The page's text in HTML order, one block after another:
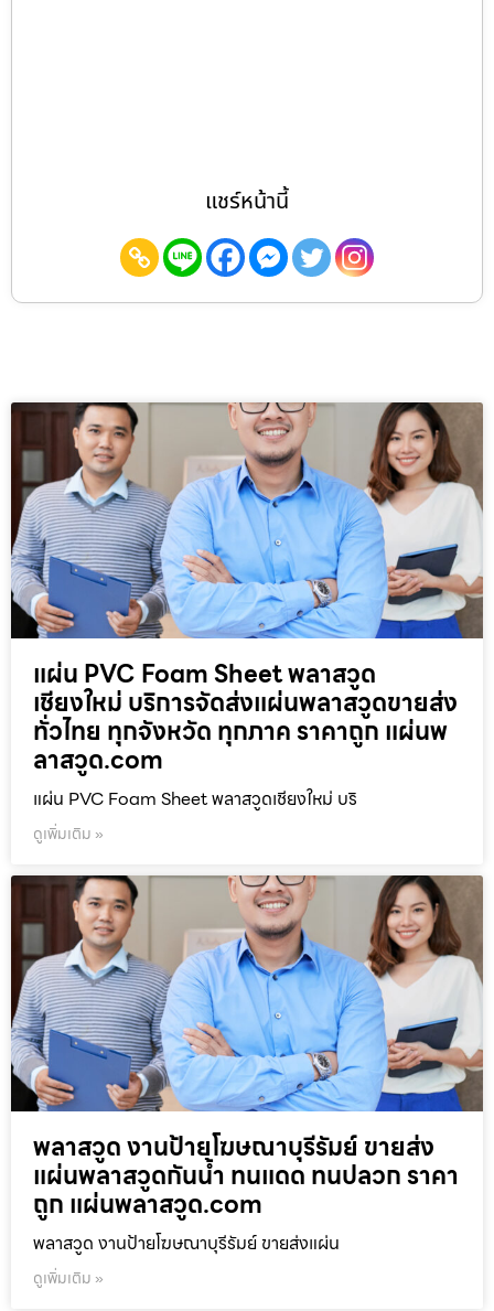
แชร์หน้านี้
แผ่น PVC Foam Sheet พลาสวูด
เชียงใหม่ บริการจัดส่งแผ่นพลาสวูดขายส่ง
ทั่วไทย ทุกจังหวัด ทุกภาค ราคาถูก แผ่นพ
ลาสวูด.com
แผ่น PVC Foam Sheet พลาสวูดเชียงใหม่ บริ
ดูเพิ่มเติม »
พลาสวูด งานป้ายโฆษณาบุรีรัมย์ ขายส่ง
แผ่นพลาสวูดกันน้ำ ทนแดด ทนปลวก ราคา
ถูก แผ่นพลาสวูด.com
พลาสวูด งานป้ายโฆษณาบุรีรัมย์ ขายส่งแผ่น
ดูเพิ่มเติม »